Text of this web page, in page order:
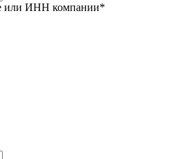
или ИНН компании*